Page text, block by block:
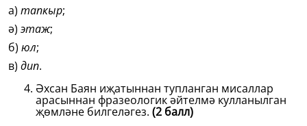
а) тапкыр;
ә) этаж;
б) юл;
в) дип.
Әхсан Баян иҗатыннан тупланган мисаллар
арасыннан фразеологик әйтелмә кулланылган
җөмләне билгеләгез. (2 балл)